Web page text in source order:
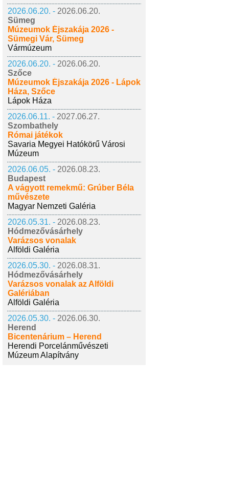
2026.06.20. - 2026.06.20.
Sümeg
Múzeumok Éjszakája 2026 -
Sümegi Vár, Sümeg
Vármúzeum
2026.06.20. - 2026.06.20.
Szőce
Múzeumok Éjszakája 2026 - Lápok
Háza, Szőce
Lápok Háza
2026.06.11. - 2027.06.27.
Szombathely
Római játékok
Savaria Megyei Hatókörű Városi
Múzeum
2026.06.05. - 2026.08.23.
Budapest
A vágyott remekmű: Grúber Béla
művészete
Magyar Nemzeti Galéria
2026.05.31. - 2026.08.23.
Hódmezővásárhely
Varázsos vonalak
Alföldi Galéria
2026.05.30. - 2026.08.31.
Hódmezővásárhely
Varázsos vonalak az Alföldi
Galériában
Alföldi Galéria
2026.05.30. - 2026.06.30.
Herend
Bicentenárium – Herend
Herendi Porcelánművészeti
Múzeum Alapítvány